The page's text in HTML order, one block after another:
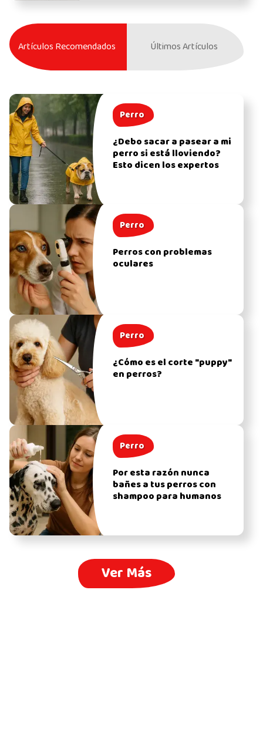
Artículos Recomendados Últimos Artículos
Perro
¿Debo sacar a pasear a mi
perro si está lloviendo?
Esto dicen los expertos
Perro
Perros con problemas
oculares
Perro
¿Cómo es el corte "puppy"
en perros?
Perro
Por esta razón nunca
bañes a tus perros con
shampoo para humanos
Ver Más